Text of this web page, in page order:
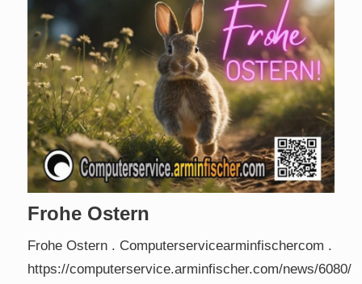
Frohe Ostern
Frohe Ostern . Computerservicearminfischercom .
https://computerservice.arminfischer.com/news/6080/